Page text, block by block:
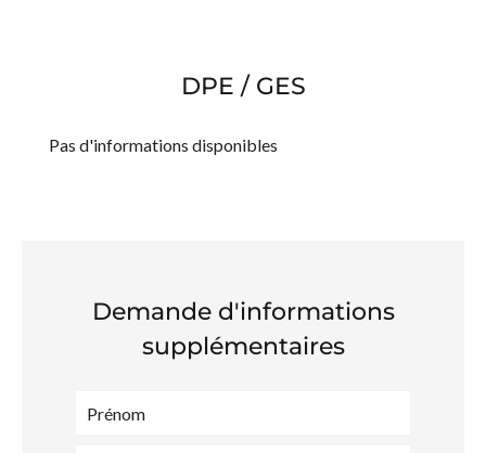
DPE / GES
Pas d'informations disponibles
Demande d'informations
supplémentaires